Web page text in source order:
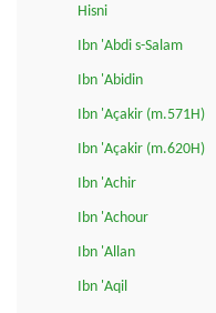
Hisni
Ibn 'Abdi s-Salam
Ibn 'Abidin
Ibn 'Açakir (m.571H)
Ibn 'Açakir (m.620H)
Ibn 'Achir
Ibn 'Achour
Ibn 'Allan
Ibn 'Aqil